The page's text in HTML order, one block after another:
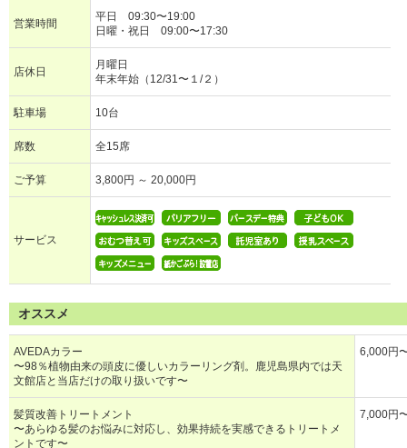
営業時間
平日 09:30〜19:00
日曜・祝日 09:00〜17:30
店休日
月曜日
年末年始（12/31〜１/２）
駐車場 10台
席数 全15席
ご予算 3,800円 ～ 20,000円
サービス
オススメ
AVEDAカラー
〜98％植物由来の頭皮に優しいカラーリング剤。鹿児島県内では天
文館店と当店だけの取り扱いです〜
6,000円
髪質改善トリートメント
〜あらゆる髪のお悩みに対応し、効果持続を実感できるトリートメ
ントです〜
7,000円